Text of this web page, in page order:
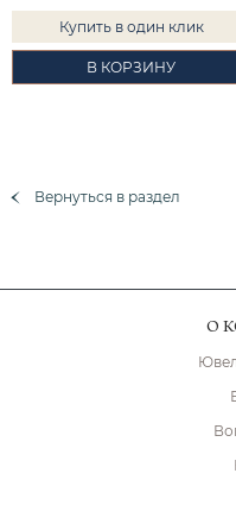
Купить в один клик
В КОРЗИНУ
Вернуться в раздел
О